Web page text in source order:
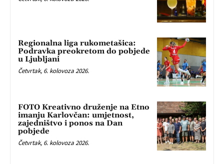
Regionalna liga rukometašica:
Podravka preokretom do pobjede
u Ljubljani
Četvrtak, 6. kolovoza 2026.
FOTO Kreativno druženje na Etno
imanju Karlovčan: umjetnost,
zajedništvo i ponos na Dan
pobjede
Četvrtak, 6. kolovoza 2026.